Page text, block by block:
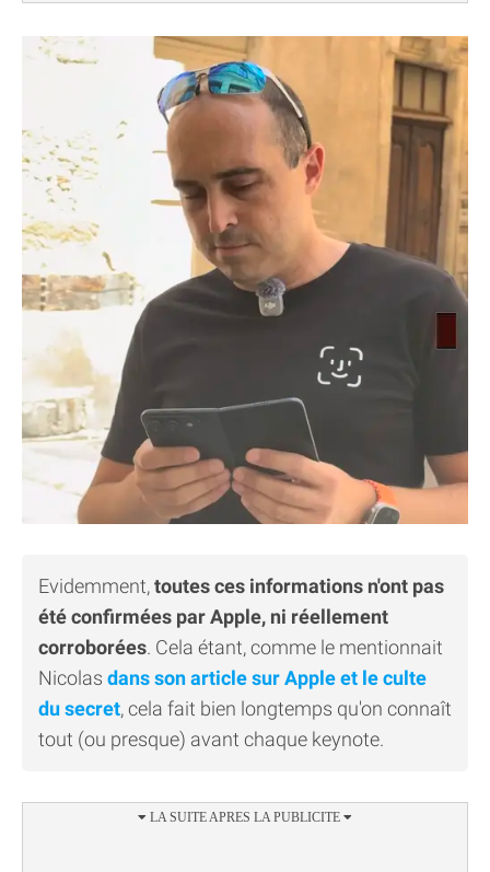
Evidemment,toutes ces informations n'ont pas
été confirmées par Apple, ni réellement
corroborées. Cela étant, comme le mentionnait
Nicolas dans son article sur Apple et le culte
du secret, cela fait bien longtemps qu'on connaît
tout (ou presque) avant chaque keynote.